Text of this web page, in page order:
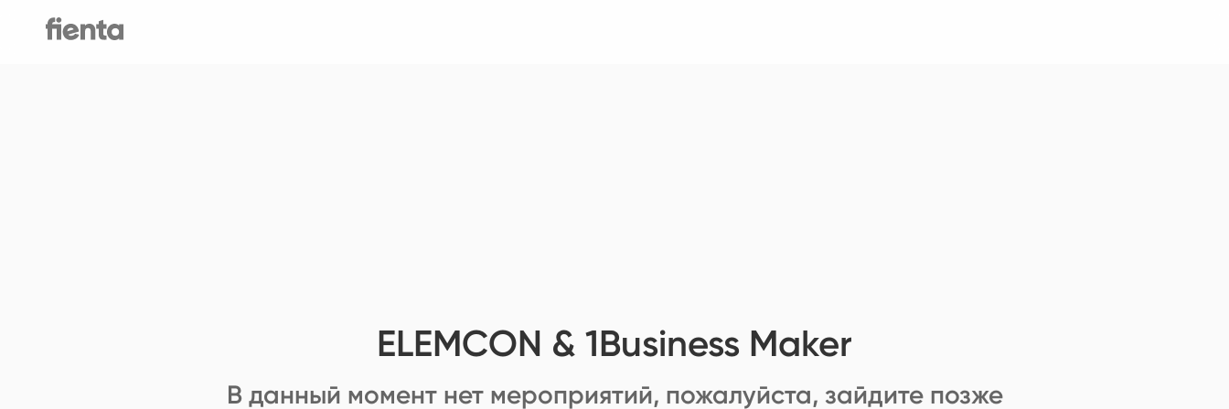
ELEMCON & 1Business Maker
В данный момент нет мероприятий, пожалуйста, зайдите позже